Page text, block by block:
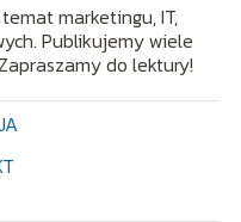
marketingu, IT,
Publikujemy wiele
do lektury!